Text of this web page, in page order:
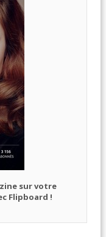
sur votre
Flipboard !